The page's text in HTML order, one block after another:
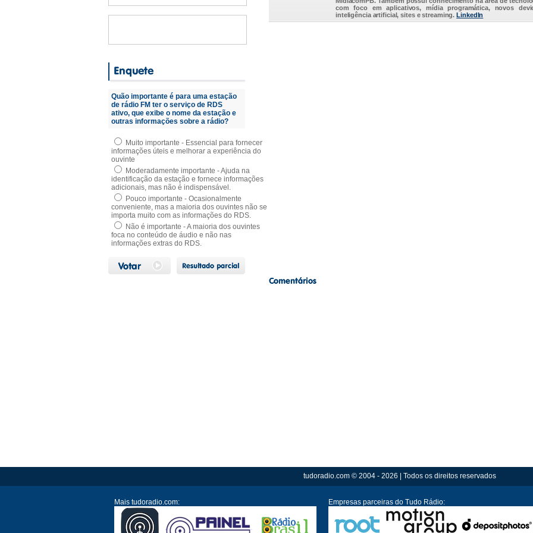
Quão importante é para uma estação
de rádio FM ter o serviço de RDS
ativo, que exibe o nome da estação e
outras informações sobre a rádio?
Muito importante - Essencial para fornecer
informações úteis e melhorar a experiência do
ouvinte
Moderadamente importante - Ajuda na
identificação da estação e fornece informações
adicionais, mas não é indispensável.
Pouco importante - Ocasionalmente
conveniente, mas a maioria dos ouvintes não se
importa muito com as informações do RDS.
Não é importante - A maioria dos ouvintes
foca no conteúdo de áudio e não nas
informações extras do RDS.
com foco em aplicativos, mídia programática, novos
inteligência artificial, sites e streaming.LinkedIn
tudoradio.com © 2004 - 2026 | Todos os direitos reservados
Mais tudoradio.com: Empresas parceiras do Tudo Rádio: